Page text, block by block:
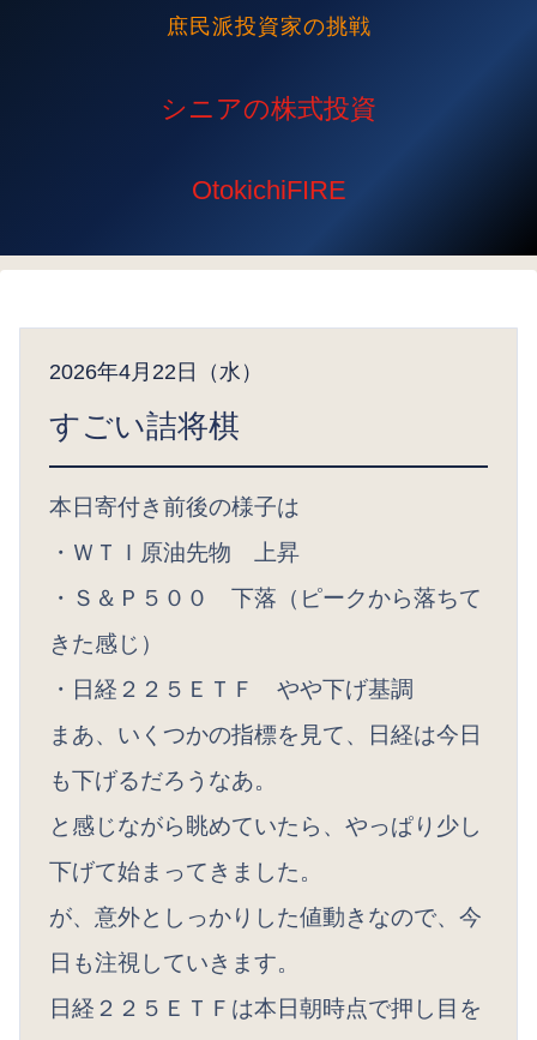
庶民派投資家の挑戦
2026年4月22日（水）
すごい詰将棋
本日寄付き前後の様子は
・ＷＴＩ原油先物 上昇
・Ｓ＆Ｐ５００ 下落（ピークから落ちて
きた感じ）
・日経２２５ＥＴＦ やや下げ基調
まあ、いくつかの指標を見て、日経は今日
も下げるだろうなあ。
と感じながら眺めていたら、やっぱり少し
下げて始まってきました。
が、意外としっかりした値動きなので、今
日も注視していきます。
日経２２５ＥＴＦは本日朝時点で押し目を